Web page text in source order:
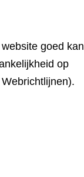
goed kan
op